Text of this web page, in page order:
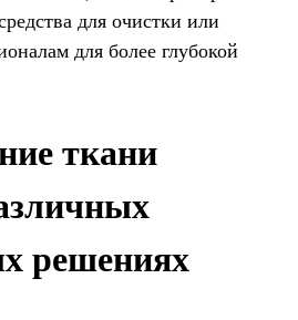
для очистки или
для более глубокой
ткани
решениях